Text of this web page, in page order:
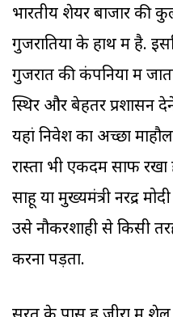
भारतीय शेयर बाजार की
गुजरातियों के हाथ में है.
गुजरात की कंपनियों में
स्थिर और बेहतर प्रशासन
यहां निवेश का अच्छा
रास्ता भी एकदम साफ
साहू या मुख्यमंत्री नरेंद्र
उसे नौकरशाही से किसी
करना पड़ता.